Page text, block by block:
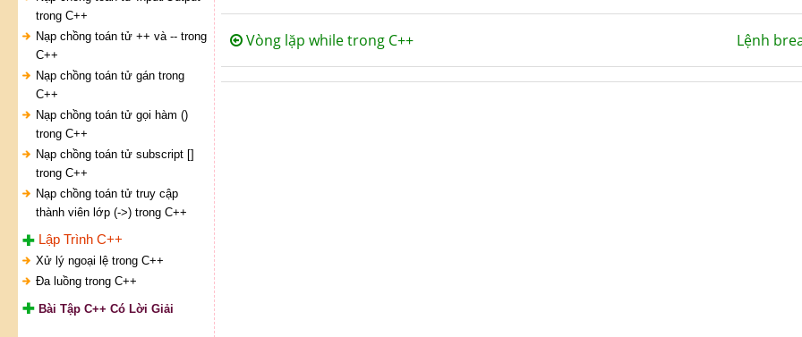
trong C++
Nạp chồng toán tử ++ và -- trong
C++
Nạp chồng toán tử gán trong
C++
Nạp chồng toán tử gọi hàm ()
trong C++
Nạp chồng toán tử subscript []
trong C++
Nạp chồng toán tử truy cập
thành viên lớp (->) trong C++
Lập Trình C++
Xử lý ngoại lệ trong C++
Đa luồng trong C++
Bài Tập C++ Có Lời Giải
Vòng lặp while trong C++ Lệnh